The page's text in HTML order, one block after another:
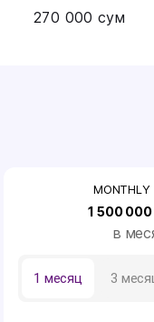
270 000 сум
MONTHLY
1 500 000
в
1 месяц 3